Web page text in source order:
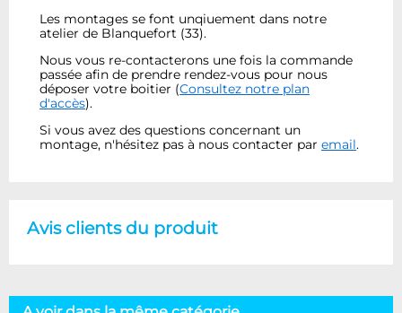
Les montages se font unqiuement dans notre
atelier de Blanquefort (33).
Nous vous re-contacterons une fois la commande
passée afin de prendre rendez-vous pour nous
déposer votre boitier (Consultez notre plan
d'accès).
Si vous avez des questions concernant un
montage, n'hésitez pas à nous contacter paremail.
Avis clients du produit